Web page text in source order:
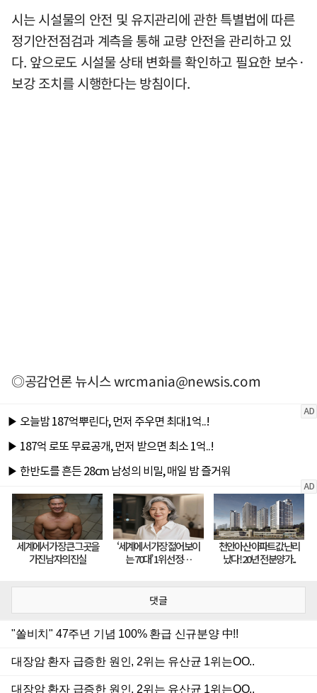
시는 시설물의 안전 및 유지관리에 관한 특별법에 따른
정기안전점검과 계측을 통해 교량 안전을 관리하고 있
다. 앞으로도 시설물 상태 변화를 확인하고 필요한 보수·
보강 조치를 시행한다는 방침이다.
◎공감언론 뉴시스wrcmania@newsis.com
댓글